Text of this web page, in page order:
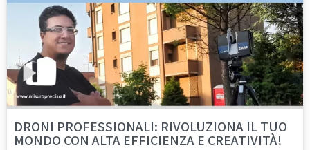
DRONI PROFESSIONALI: RIVOLUZIONA IL TUO
MONDO CON ALTA EFFICIENZA E CREATIVITÀ!